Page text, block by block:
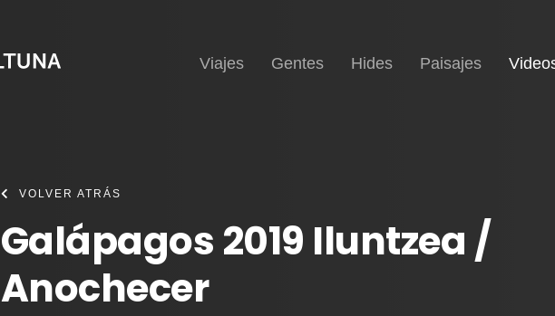
Inicio
Viajes Gentes Hides Paisajes
VOLVER ATRÁS
Galápagos 2019 Iluntzea /
Anochecer